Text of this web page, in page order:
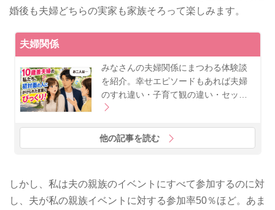
婚後も夫婦どちらの実家も家族そろって楽しみます。
夫婦関係
みなさんの夫婦関係にまつわる体験談
を紹介。幸せエピソードもあれば夫婦
のすれ違い・子育て観の違い・セッ…
他の記事を読む
しかし、私は夫の親族のイベントにすべて参加するのに対
し、夫が私の親族イベントに対する参加率50％ほど。あま